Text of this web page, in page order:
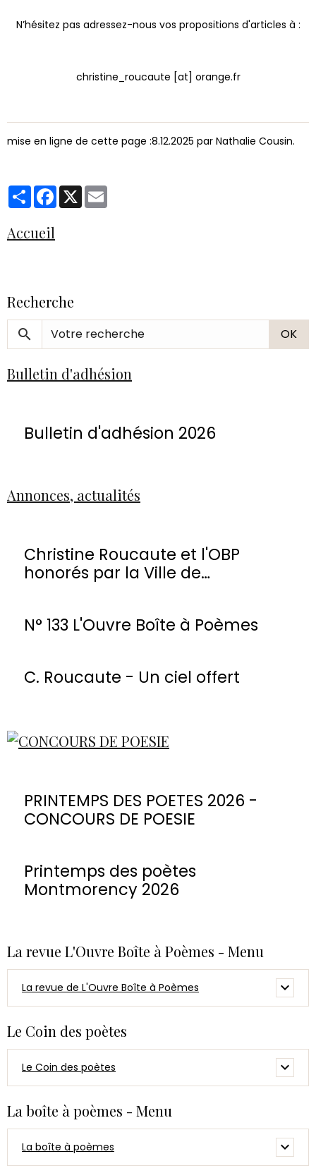
N’hésitez pas adressez-nous vos propositions d'articles à :
christine_roucaute [at] orange.fr
mise en ligne de cette page :8.12.2025 par Nathalie Cousin.
PartagerFacebook
X
Accueil
Recherche
OK
Bulletin d'adhésion
Bulletin d'adhésion 2026
Annonces, actualités
Christine Roucaute et l'OBP
honorés par la Ville de
N° 133 L'Ouvre Boîte à Poèmes
C. Roucaute - Un ciel offert
PRINTEMPS DES POETES 2026 -
CONCOURS DE POESIE
Printemps des poètes
Montmorency 2026
La revue L'Ouvre Boîte à Poèmes - Menu
La revue de L'Ouvre Boîte à Poèmes
Le Coin des poètes
Le Coin des poètes
La boîte à poèmes - Menu
La boîte à poèmes